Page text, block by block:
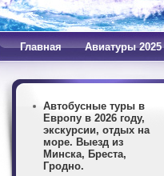
Главная Авиатуры 2025
Автобусные туры в
Европу в 2026 году,
экскурсии, отдых на
море. Выезд из
Минска, Бреста,
Гродно.